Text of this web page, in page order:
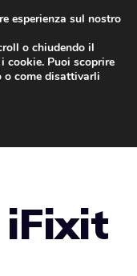
esperienza sul nostro
o chiudendo il
cookie. Puoi scoprire
come disattivarli